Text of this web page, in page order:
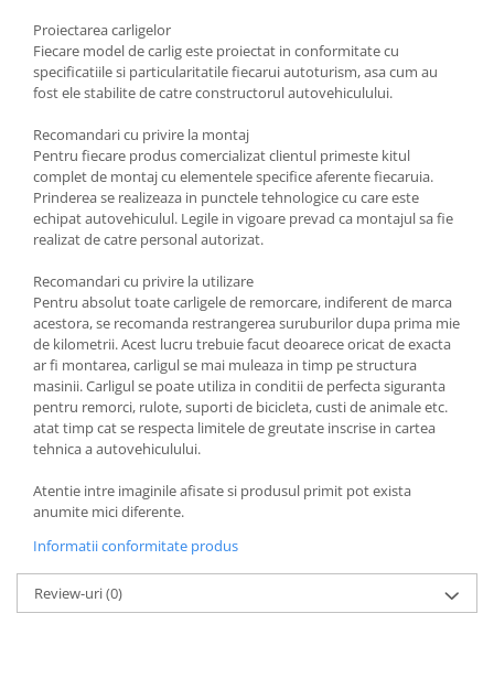
Carlige Volvo
Carlige Xpeng
Carlige Xpeng G9
Proiectarea carligelor
Fiecare model de carlig este proiectat in conformitate cu
specificatiile si particularitatile fiecarui autoturism, asa cum au
fost ele stabilite de catre constructorul autovehiculului.
Recomandari cu privire la montaj
Pentru fiecare produs comercializat clientul primeste kitul
complet de montaj cu elementele specifice aferente fiecaruia.
Prinderea se realizeaza in punctele tehnologice cu care este
echipat autovehiculul. Legile in vigoare prevad ca montajul sa fie
realizat de catre personal autorizat.
Recomandari cu privire la utilizare
Pentru absolut toate carligele de remorcare, indiferent de marca
acestora, se recomanda restrangerea suruburilor dupa prima mie
de kilometrii. Acest lucru trebuie facut deoarece oricat de exacta
ar fi montarea, carligul se mai muleaza in timp pe structura
masinii. Carligul se poate utiliza in conditii de perfecta siguranta
pentru remorci, rulote, suporti de bicicleta, custi de animale etc.
atat timp cat se respecta limitele de greutate inscrise in cartea
tehnica a autovehiculului.
Atentie intre imaginile afisate si produsul primit pot exista
anumite mici diferente.
Informatii conformitate produs
Review-uri(0)